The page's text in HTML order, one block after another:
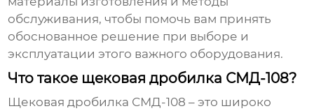
обслуживания, чтобы помочь вам принять
обоснованное решение при выборе и
эксплуатации этого важного оборудования.
Что такое щековая дробилка СМД-108?
Щековая дробилка СМД-108 – это широко